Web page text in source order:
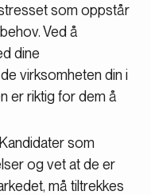
som oppstår
Ved å
dine
virksomheten din i
er riktig for dem å
Kandidater som
og vet at de er
må tiltrekkes